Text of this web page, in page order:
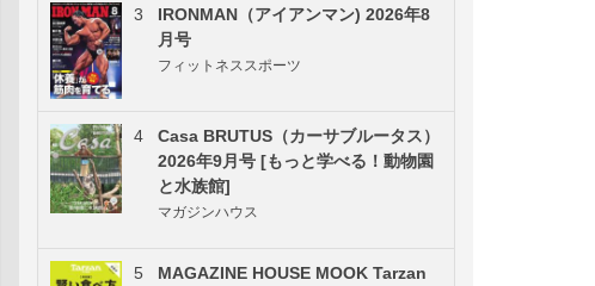
3
IRONMAN（アイアンマン) 2026年8
月号
フィットネススポーツ
4
Casa BRUTUS（カーサブルータス）
2026年9月号 [もっと学べる！動物園
と水族館]
マガジンハウス
5
MAGAZINE HOUSE MOOK Tarzan